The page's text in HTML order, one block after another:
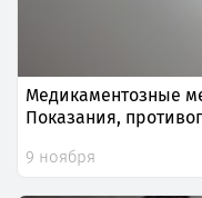
Медикаментозные
Показания,
9 ноября